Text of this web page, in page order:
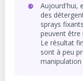
Aujourd'hui,
des
sprays
peuvent être
Le résultat
sont à peu